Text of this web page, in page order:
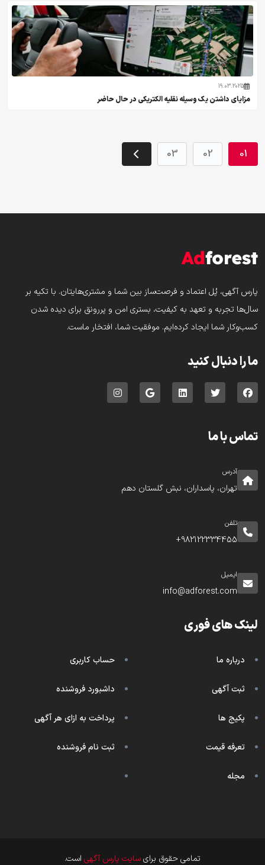
19.03.2025
مزایای داشتن یک وسیله نقلیه الکتریکی در حال حاضر
01
02
03
پارس‌ آگهی، پُل اعتماد و فرصت‌ساز بین شما و مشتری‌هایتان. با تکیه بر
سال‌ها تجربه و تعهد به کیفیت، بستری امن و پررونق برای دیده شدن
کسب‌وکار شما ایجاد کرده‌ایم. موفقیت شما، افتخار ماست.
ما را دنبال کنید
تماس با ما
آدرس
تهران، پاسداران، نبش گلستان دهم
تلفن
982122334455+
ایمیل
info@adforest.com
لینک های فوری
درباره ما
ثبت آگهی
پکیج ها
تعرفه قیمت
مجله
حساب کاربری
داشبورد فروشنده
پرداخت به ازای هر آگهی
ثبت نام فروشنده
تمامی حقوق برایسایت پارس آگهی است.